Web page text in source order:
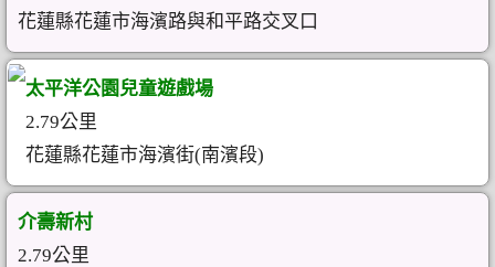
花蓮縣花蓮市海濱路與和平路交叉口
太平洋公園兒童遊戲場
2.79公里
花蓮縣花蓮市海濱街(南濱段)
介壽新村
2.79公里